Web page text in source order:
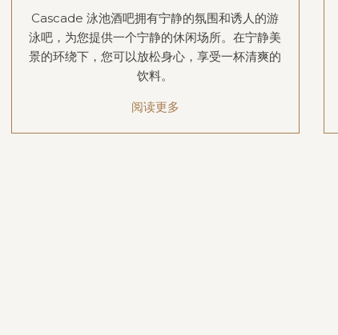
Cascade 泳池酒吧拥有宁静的氛围和诱人的游
泳吧，为您提供一个宁静的休闲场所。在宁静美
景的环绕下，您可以放松身心，享受一杯清爽的
饮料。
阅读更多